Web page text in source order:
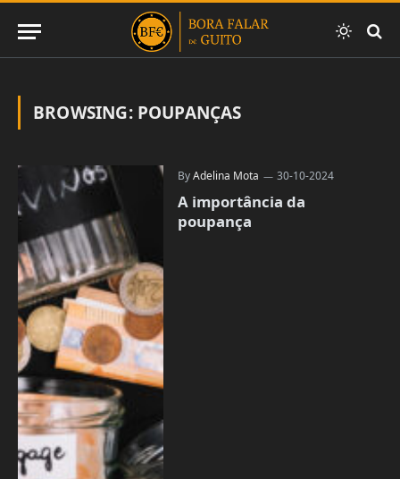
BROWSING: POUPANÇAS
ByAdelina Mota 30-10-2024
A importância da
poupança